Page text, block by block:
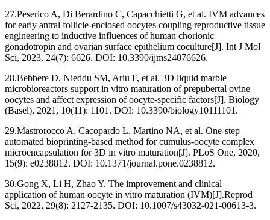
27.Peserico A, Di Berardino C, Capacchietti G, et al. IVM advances
for early antral follicle-enclosed oocytes coupling reproductive tissue
engineering to inductive influences of human chorionic
gonadotropin and ovarian surface epithelium coculture[J]. Int J Mol
Sci, 2023, 24(7): 6626. DOI: 10.3390/ijms24076626.
28.Bebbere D, Nieddu SM, Ariu F, et al. 3D liquid marble
microbioreactors support in vitro maturation of prepubertal ovine
oocytes and affect expression of oocyte-specific factors[J]. Biology
(Basel), 2021, 10(11): 1101. DOI: 10.3390/biology10111101.
29.Mastrorocco A, Cacopardo L, Martino NA, et al. One-step
automated bioprinting-based method for cumulus-oocyte complex
microencapsulation for 3D in vitro maturation[J]. PLoS One, 2020,
15(9): e0238812. DOI: 10.1371/journal.pone.0238812.
30.Gong X, Li H, Zhao Y. The improvement and clinical
application of human oocyte in vitro maturation (IVM)[J].Reprod
Sci, 2022, 29(8): 2127-2135. DOI: 10.1007/s43032-021-00613-3.